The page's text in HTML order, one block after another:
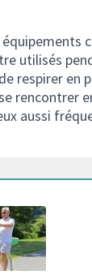
utilisés
respirer en
rencontrer
aussi